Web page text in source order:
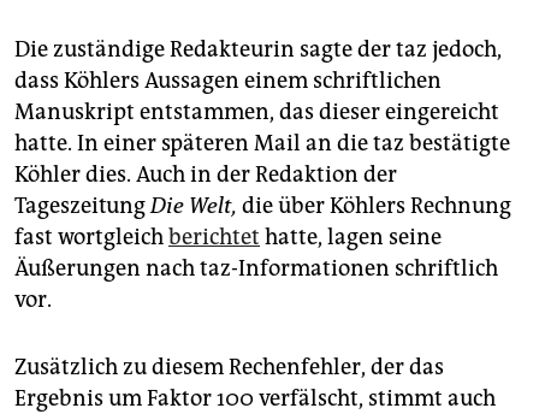
Die zuständige Redakteurin sagte der taz jedoch,
dass Köhlers Aussagen einem schriftlichen
Manuskript entstammen, das dieser eingereicht
hatte. In einer späteren Mail an die taz bestätigte
Köhler dies. Auch in der Redaktion der
TageszeitungDie Welt, die über Köhlers Rechnung
fast wortgleichberichtet hatte, lagen seine
Äußerungen nach taz-Informationen schriftlich
vor.
Zusätzlich zu diesem Rechenfehler, der das
Ergebnis um Faktor 100 verfälscht, stimmt auch